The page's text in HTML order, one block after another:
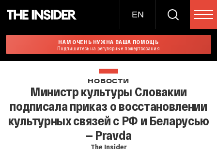
EN
НАМ ОЧЕНЬ НУЖНА ВАША ПОМОЩЬ
Подпишитесь на регулярные пожертвования
НОВОСТИ
Министр культуры Словакии
подписала приказ о восстановлении
культурных связей с РФ и Беларусью
— Pravda
The Insider